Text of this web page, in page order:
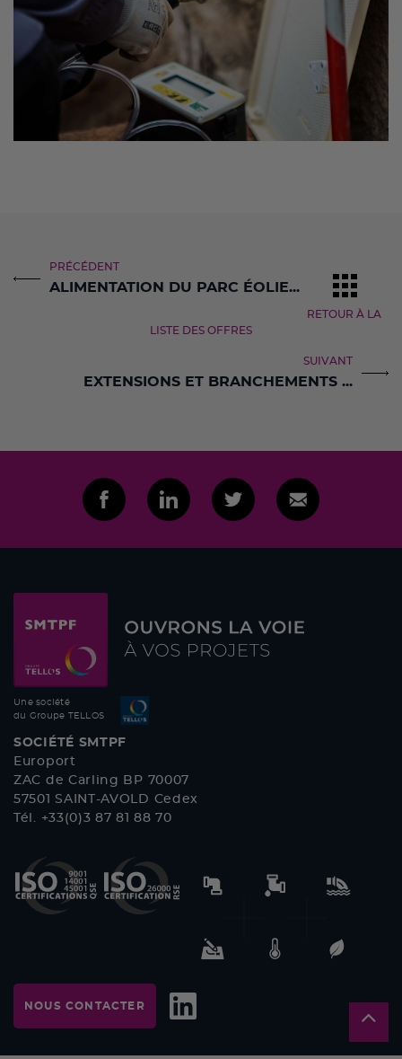
PRÉCÉDENT
ALIMENTATION DU PARC ÉOLIE...
RETOUR À LA
LISTE DES OFFRES
SUIVANT
EXTENSIONS ET BRANCHEMENTS ...
Une société
du Groupe TELLOS
SOCIÉTÉ SMTPF
Europort
ZAC de Carling BP 70007
57501 SAINT-AVOLD Cedex
Tél. +33(0)3 87 81 88 70
NOUS CONTACTER